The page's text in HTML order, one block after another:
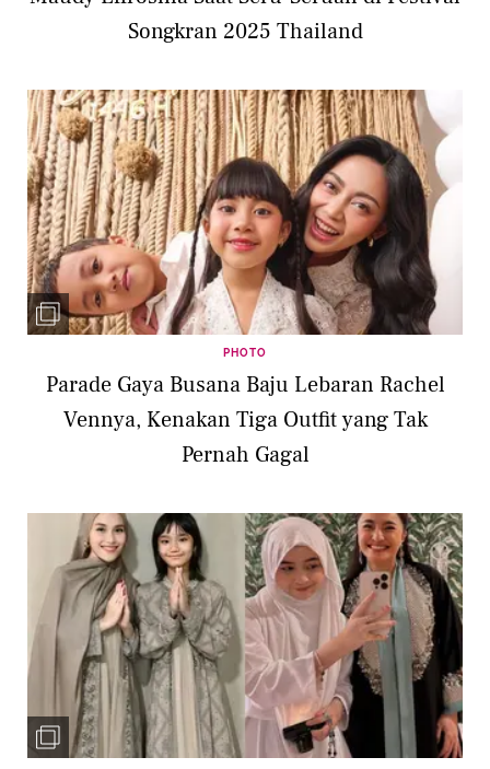
Songkran 2025 Thailand
PHOTO
Parade Gaya Busana Baju Lebaran Rachel
Vennya, Kenakan Tiga Outfit yang Tak
Pernah Gagal